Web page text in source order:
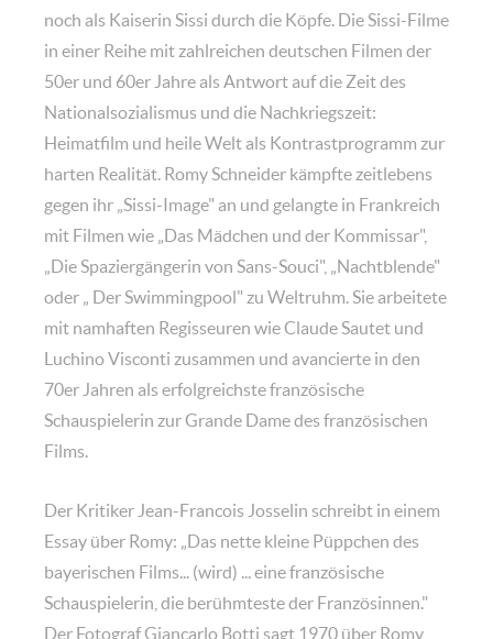
noch als Kaiserin Sissi durch die Köpfe. Die Sissi-Filme
in einer Reihe mit zahlreichen deutschen Filmen der
50er und 60er Jahre als Antwort auf die Zeit des
Nationalsozialismus und die Nachkriegszeit:
Heimatfilm und heile Welt als Kontrastprogramm zur
harten Realität. Romy Schneider kämpfte zeitlebens
gegen ihr „Sissi-Image" an und gelangte in Frankreich
mit Filmen wie „Das Mädchen und der Kommissar",
„Die Spaziergängerin von Sans-Souci", „Nachtblende"
oder „ Der Swimmingpool" zu Weltruhm. Sie arbeitete
mit namhaften Regisseuren wie Claude Sautet und
Luchino Visconti zusammen und avancierte in den
70er Jahren als erfolgreichste französische
Schauspielerin zur Grande Dame des französischen
Films.
Der Kritiker Jean-Francois Josselin schreibt in einem
Essay über Romy: „Das nette kleine Püppchen des
bayerischen Films... (wird) ... eine französische
Schauspielerin, die berühmteste der Französinnen."
Der Fotograf Giancarlo Botti sagt 1970 über Romy